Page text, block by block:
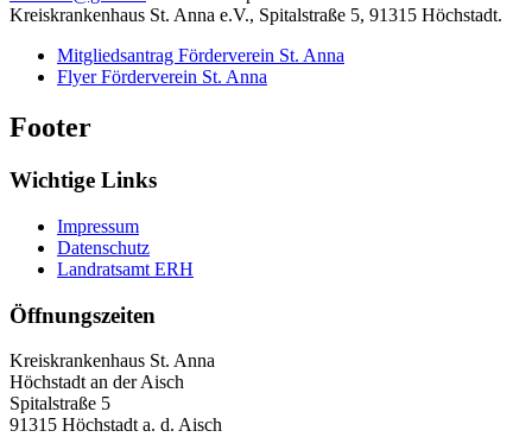
Kreiskrankenhaus St. Anna e.V., Spitalstraße 5, 91315 Höchstadt.
Mitgliedsantrag Förderverein St. Anna
Flyer Förderverein St. Anna
Footer
Wichtige Links
Impressum
Datenschutz
Landratsamt ERH
Öffnungszeiten
Kreiskrankenhaus St. Anna
Höchstadt an der Aisch
Spitalstraße 5
91315 Höchstadt a. d. Aisch